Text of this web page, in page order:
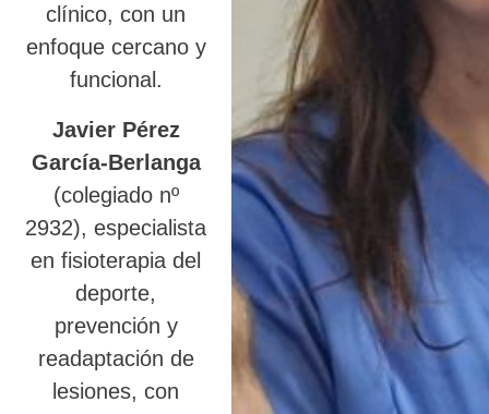
clínico, con un
enfoque cercano y
funcional.
Javier Pérez
García-Berlanga
(colegiado nº
2932), especialista
en fisioterapia del
deporte,
prevención y
readaptación de
lesiones, con